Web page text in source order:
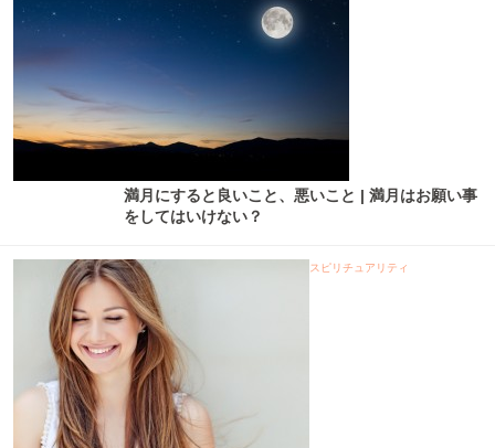
満月にすると良いこと、悪いこと | 満月はお願い事
をしてはいけない？
スピリチュアリティ